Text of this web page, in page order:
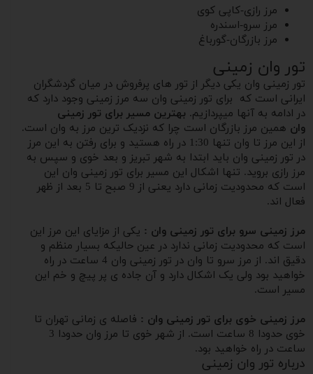
مرز رازی-کاپی کوی
مرز سرو-اسندره
مرز بازرگان-گورباغ
تور وان زمینی
تور زمینی وان یکی دیگر از تور های پرفروش در میان گردشگران
ایرانی است که برای تور زمینی وان سه مرز زمینی وجود دارد که
در ادامه به آنها میپردازیم. بهترین مسیر برای تور زمینی
وان همین مرز بازرگان است چرا که نزدیک ترین مرز به وان است.
از این مرز تا وان تنها 1:30 در راه هستید و برای رفتن به این مرز
در تور زمینی وان باید ابتدا به شهر تبریز و بعد خوی و سپس به
مرز رازی بروید. تنها اشکال این مسیر برای تور زمینی وان این
است که محدودیت زمانی دارد یعنی از 9 صبح تا 5 بعد از ظهر
فعال اند.
مرز زمینی سرو برای تور زمینی وان : یکی از مزایای این مرز این
است که محدودیت زمانی ندارد در عین حالیکه بسیار منظم و
دقیق اند. از مرز سرو تا وان در تور زمینی وان 4 ساعت در راه
خواهید بود ولی یک اشکال دارد و آن جاده ی پر پیچ و خم این
مسیر است.
مرز زمینی خوی برای تور زمینی وان : فاصله ی زمانی تهران تا
خوی حدودا 8 ساعت است. از شهر خوی تا مرز وان حدودا 3
ساعت در راه خواهید بود.
درباره تور وان زمینی